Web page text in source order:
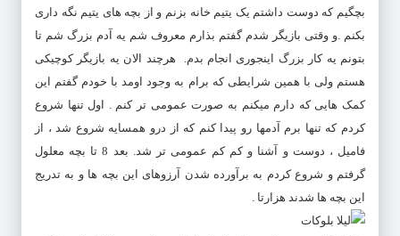
بچگیم که دوست داشتم یک یتیم خانه بزنم و از بچه های یتیم نگه داری
بکنم .و وقتی بازیگر شدم گفتم بذارم معروف شم یه آدم بزرگ شم تا
بتونم یه کار بزرگ اینجوری انجام بدم. هرچند الان یه بازیگر کوچیکی
هستم ولی با همین شرایطی که برام به وجود اومد با خودم گفتم این
کمک هایی که دارم میکنم به صورت عمومی تر کنم . اول تنها شروع
کردم که تنها برم آدمها رو پیدا کنم که از درو همسایه شروع شد ، از
فامیل ، دوست و آشنا و کم کم عمومی تر شد. بعد 8 تا بچه معلول
گرفتم و شروع کردم به برآورده شدن آرزوهای این بچه ها و به تدریج
این بچه ها شدند هزارتا .